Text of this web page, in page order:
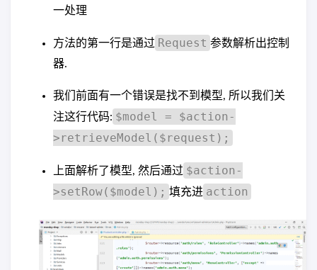
一处理
方法的第一行是通过 Request 参数解析出控制
器.
我们前面有一个错误是找不到模型, 所以我们关
注这行代码: $model = $action-
>retrieveModel($request);
上面解析了模型, 然后通过 $action-
>setRow($model); 填充进 action